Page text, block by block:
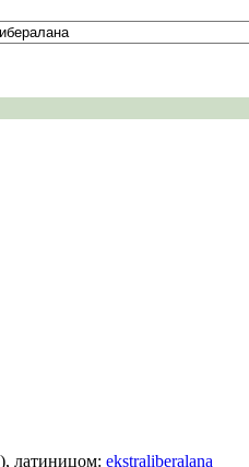
, латиницом: ekstraliberalana